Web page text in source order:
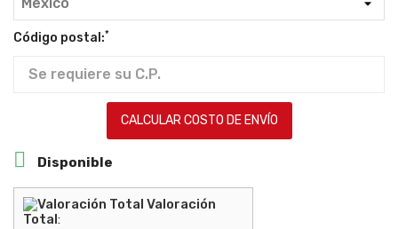
Código postal:*
CALCULAR COSTO DE ENVÍO
 Disponible
Valoración
Total :